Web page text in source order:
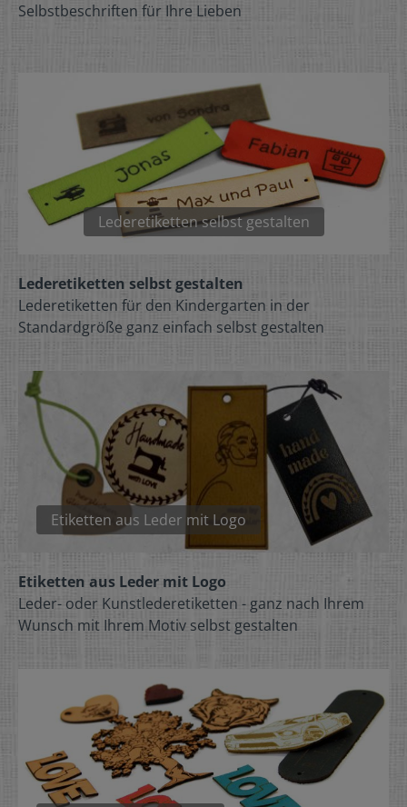
Selbstbeschriften für Ihre Lieben
Lederetiketten selbst gestalten
Lederetiketten selbst gestalten
Lederetiketten für den Kindergarten in der
Standardgröße ganz einfach selbst gestalten
Etiketten aus Leder mit Logo
Etiketten aus Leder mit Logo
Leder- oder Kunstlederetiketten - ganz nach Ihrem
Wunsch mit Ihrem Motiv selbst gestalten